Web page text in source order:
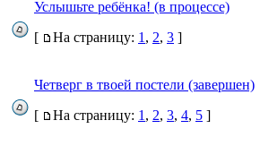
Услышьте ребёнка! (в процессе)
[
На страницу: 1 , 2, 3 ]
Четверг в твоей постели (завершен)
[
На страницу: 1 , 2, 3, 4, 5 ]